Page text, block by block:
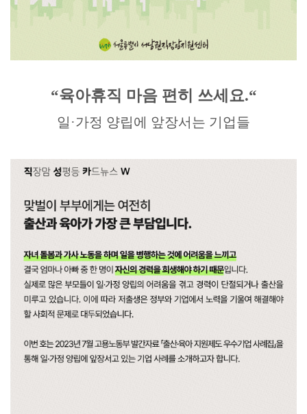
“육아휴직 마음 편히 쓰세요.“
일 ·가정 양립에 앞장서는 기업들